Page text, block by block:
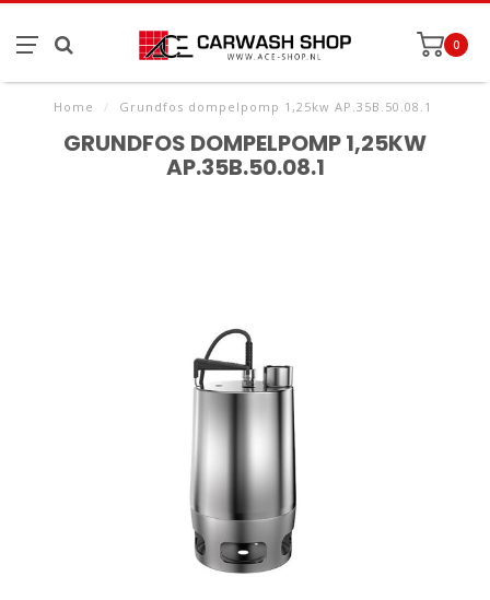
0
Home / Grundfos dompelpomp 1,25kw AP.35B.50.08.1
GRUNDFOS DOMPELPOMP 1,25KW
AP.35B.50.08.1